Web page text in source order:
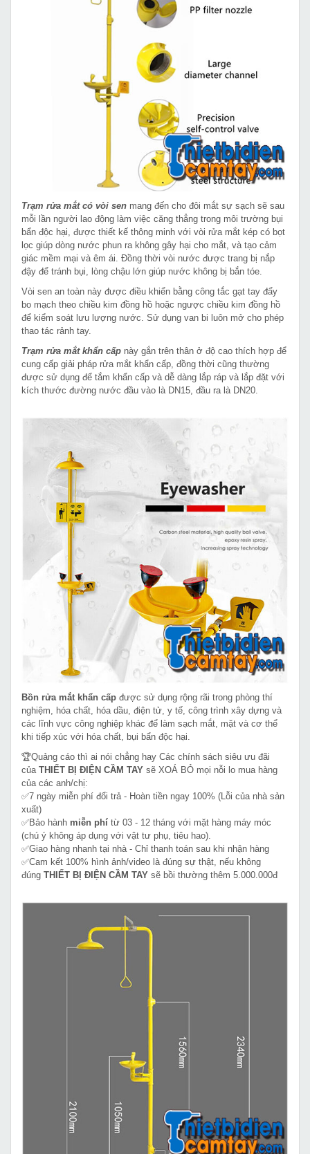
Trạm rửa mắt có vòi sen mang đến cho đôi mắt sự sạch sẽ sau
mỗi lần người lao động làm việc căng thẳng trong môi trường bụi
bẩn độc hại, được thiết kế thông minh với vòi rửa mắt kép có bọt
lọc giúp dòng nước phun ra không gây hại cho mắt, và tạo cảm
giác mềm mại và êm ái. Đồng thời vòi nước được trang bị nắp
đậy để tránh bụi, lòng chậu lớn giúp nước không bị bắn tóe.
Vòi sen an toàn này được điều khiển bằng công tắc gạt tay đẩy
bo mạch theo chiều kim đồng hồ hoặc ngược chiều kim đồng hồ
để kiểm soát lưu lượng nước. Sử dụng van bi luôn mở cho phép
thao tác rảnh tay.
Trạm rửa mắt khẩn cấp này gắn trên thân ở độ cao thích hợp để
cung cấp giải pháp rửa mắt khẩn cấp, đồng thời cũng thường
được sử dụng để tắm khẩn cấp và dễ dàng lắp ráp và lắp đặt với
kích thước đường nước đầu vào là DN15, đầu ra là DN20.
Bồn rửa mắt khẩn cấp được sử dụng rộng rãi trong phòng thí
nghiệm, hóa chất, hóa dầu, điện tử, y tế, công trình xây dựng và
các lĩnh vực công nghiệp khác để làm sạch mắt, mặt và cơ thể
khi tiếp xúc với hóa chất, bụi bẩn độc hại.
🏆Quảng cáo thì ai nói chẳng hay Các chính sách siêu ưu đãi
của THIẾT BỊ ĐIỆN CẦM TAY sẽ XOÁ BỎ mọi nỗi lo mua hàng
của các anh/chị:
✅7 ngày miễn phí đổi trả - Hoàn tiền ngay 100% (Lỗi của nhà sản
xuất)
✅Bảo hành miễn phí từ 03 - 12 tháng với mặt hàng máy móc
(chú ý không áp dụng với vật tư phụ, tiêu hao).
✅Giao hàng nhanh tại nhà - Chỉ thanh toán sau khi nhận hàng
✅Cam kết 100% hình ảnh/video là đúng sự thật, nếu không
đúng THIẾT BỊ ĐIỆN CẦM TAY sẽ bồi thường thêm 5.000.000đ